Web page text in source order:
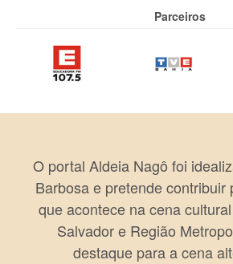
Parceiros
O portal Aldeia Nagô foi
Barbosa e pretende contribuir
que acontece na cena
Salvador e Região
destaque para a cena